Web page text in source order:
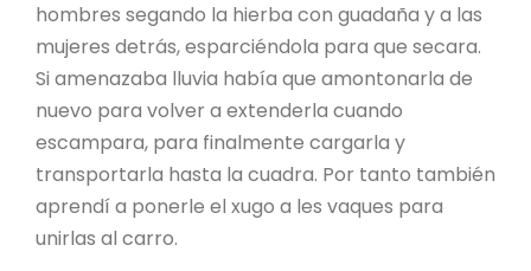
hombres segando la hierba con guadaña y a las
mujeres detrás, esparciéndola para que secara.
Si amenazaba lluvia había que amontonarla de
nuevo para volver a extenderla cuando
escampara, para finalmente cargarla y
transportarla hasta la cuadra. Por tanto también
aprendí a ponerle el xugo a les vaques para
unirlas al carro.